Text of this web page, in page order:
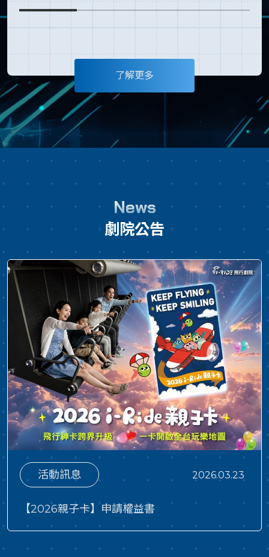
Ride飛行劇院搶先登場！◆20 米巨大球幕Ｘ超沉浸式
體感飛行！搭乘EDGE「雁一號」直擊哥吉拉出沒！◆
第96屆奧斯卡金像獎最佳視覺效果的導演親自操刀！
《哥吉拉-1.0》山崎貴為飛行劇院量身打造，展現極致
視覺震撼！◆全新終極武器獨家曝光！機械哥吉拉「零
式機獸-G破壞者」首度亮相，正面交鋒地表最強巨獸！
◆全台獨家！哥吉拉歷年經典電影海報展​，給你滿滿回
憶殺！​ 哥吉拉 極致體驗登陸台灣！風靡日本的現象級巨
作IP《哥吉拉·極限之乘：巨獸爭鋒》，首度移師海外，
將於台灣 i-Ride 飛行劇院迎來海外超規格首秀！ 本片
造。這場頂級的飛行劇院體驗，將結合 20米球型巨幕、
懸空體感座椅、水花特效以及頂級沉浸式技術，帶領觀
見證，專為i-Ride飛行劇院打造的全新機械哥吉拉「零
式機獸-G破壞者」。全新原創的強大終極兵器將首度曝
光，與哥吉拉展開一場驚心動魄的正面交鋒！ 在體驗過
程中，觀眾將受招募加入 EDGE（巨大生物緊急防衛部
隊）擔任哥吉拉監視部隊成員，並搭乘最新銳的無人飛
艇「雁一號 (Goose One)」。這艘飛艇能自由穿梭於潛
水、海面及高空，正當眾人執行搜尋潛伏在沿海一帶哥
吉拉的極密任務時，卻瞬間被捲入了一場超乎想像的毀
滅性危機之中…… 8/14起 推出《哥吉拉·極限之乘：巨
獸爭鋒》單人套票，贈送◆ 哥吉拉收藏海報1張8/14起
推出《哥吉拉·極限之乘：巨獸爭鋒》雙人套票，贈送◆
零式機獸-G破壞者收海報1張◆ 哥吉拉收藏海報1張8/14
起 推出《哥吉拉·極限之乘：巨獸爭鋒》親子套票，贈送
◆ 哥吉拉托特帆布袋 1份◆ 哥吉拉限定飛行紀念照1張
義：12歲(含)以下之兒童 ；大人定義：18歲(含)以上成
人。 ※每組親子套票可加購最多三張孩童票，每張加購
$420 (不含贈品) 。 【備註說明】1.《哥吉拉·極限之
了解更多
News
劇院公告
活動訊息 2026.03.23
【2026親子卡】申請權益書